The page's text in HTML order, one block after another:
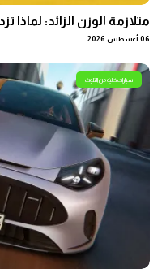
متلازمة الوزن الزائد: لماذا
06 أغسطس 2026
سيارات خالية من التلوث